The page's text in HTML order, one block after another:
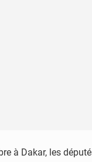
à Dakar, les